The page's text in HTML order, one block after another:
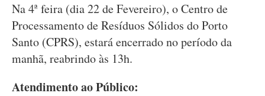
Na 4ª feira (dia 22 de Fevereiro), o Centro de
Processamento de Resíduos Sólidos do Porto
Santo (CPRS), estará encerrado no período da
manhã, reabrindo às 13h.
Atendimento ao Público: